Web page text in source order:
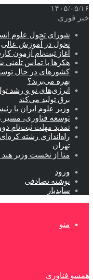
۱۴۰۵/۰۵/۱۶
خبر فوری
شورای تحول علوم
تحول در آموزش عالی
آغاز ثبت‌نام‌ آزمون
هکرها با تماس
کشورهای در حال
بهره می‌برند؟
انرژی‌های نو و رشد
برق تولید می‌کند
وزیر علوم ایران با
توسعه فناوری،
تمدید مهلت ثبت‌نام دومین
تهران
متا از نخست وزیر
ورود
نوشته تصادفی
سایدبار
منو
همسو فناوری